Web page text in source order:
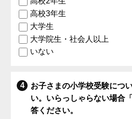
高校3年生
大学生
大学院生・社会人以上
いない
お子さまの小学校受験につ
い。いらっしゃらない場合
答ください。